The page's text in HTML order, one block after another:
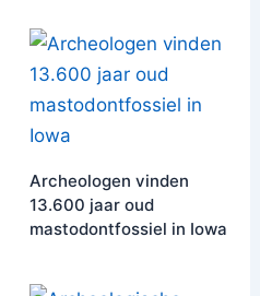
Archeologen vinden
13.600 jaar oud
mastodontfossiel in Iowa